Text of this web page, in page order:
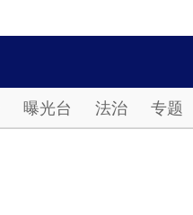
曝光台 法治 专题